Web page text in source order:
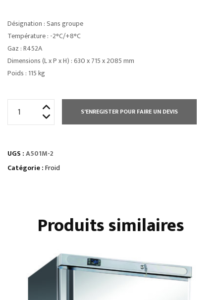
Désignation : Sans groupe
Température : -2°C/+8°C
Gaz : R452A
Dimensions (L x P x H) : 630 x 715 x 2085 mm
Poids : 115 kg
L
POSITIVE
S'ENREGISTER POUR FAIRE UN DEVIS
UGS :A501M-2
Catégorie :Froid
Produits similaires